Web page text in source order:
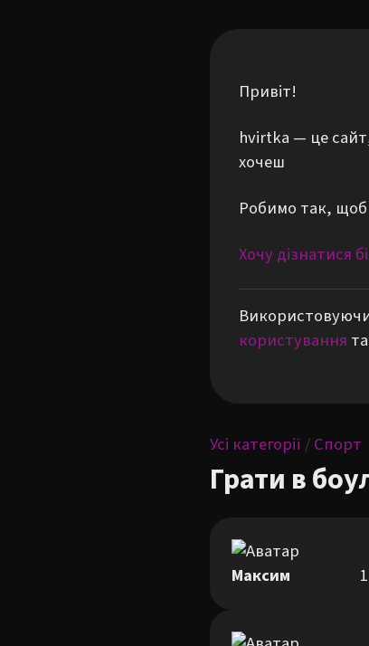
Привіт!
hvirtka — це
хочеш
Робимо так, щоб
Хочу дізнатися
користування
Усі категорії /Спорт
Грати в
Максим